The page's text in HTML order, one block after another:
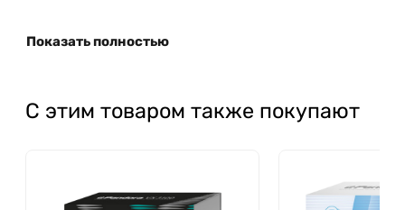
Показать полностью
С этим товаром также покупают